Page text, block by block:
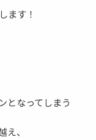
ます！
となってしまう
え、